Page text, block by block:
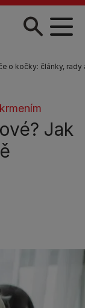
o kočky: články, rady
Jak